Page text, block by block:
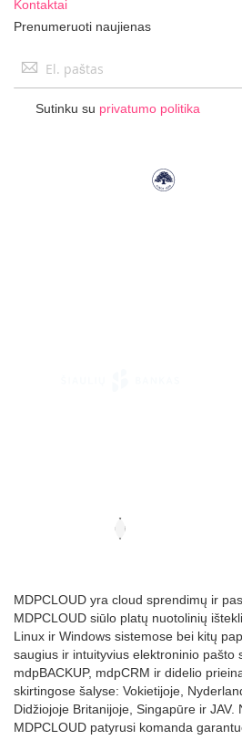
Kontaktai
Prenumeruoti naujienas
Užsisakykite
naujienlaiškį:
Sutinku su privatumo politika
MDPCLOUD yra cloud sprendimų ir
MDPCLOUD siūlo platų nuotolinių
Linux ir Windows sistemose bei kitų
saugius ir intuityvius elektroninio pašto
mdpBACKUP, mdpCRM ir didelio
skirtingose šalyse: Vokietijoje,
Didžiojoje Britanijoje, Singapūre ir JAV.
MDPCLOUD patyrusi komanda